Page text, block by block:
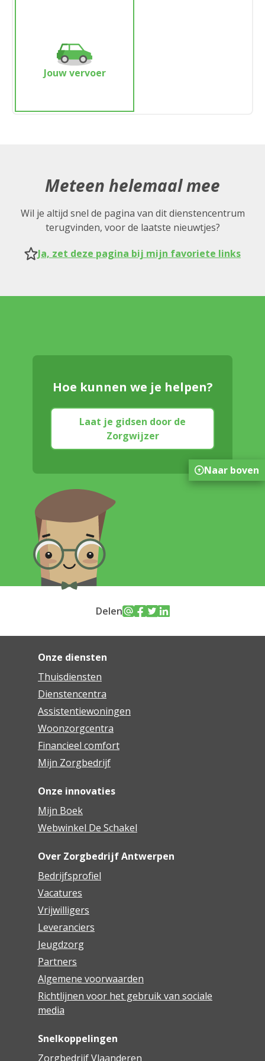
Jouw vervoer
Meteen helemaal mee
Wil je altijd snel de pagina van dit dienstencentrum
terugvinden, voor de laatste nieuwtjes?
Ja, zet deze pagina bij mijn favoriete links
Hoe kunnen we je helpen?
Laat je gidsen door de
Zorgwijzer
Delen
Onze diensten
Thuisdiensten
Dienstencentra
Assistentiewoningen
Woonzorgcentra
Financieel comfort
Mijn Zorgbedrijf
Onze innovaties
Mijn Boek
Webwinkel De Schakel
Over Zorgbedrijf Antwerpen
Bedrijfsprofiel
Vacatures
Vrijwilligers
Leveranciers
Jeugdzorg
Partners
Algemene voorwaarden
Richtlijnen voor het gebruik van sociale
media
Snelkoppelingen
Zorgbedrijf Vlaanderen
Naar boven